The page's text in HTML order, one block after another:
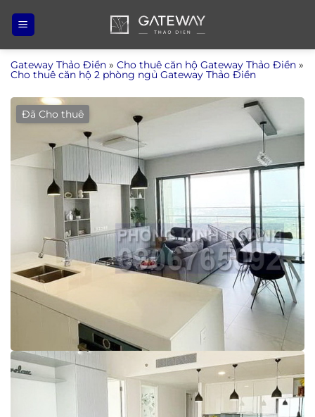
qua
nội
dung
Gateway Thảo Điền » Cho thuê căn hộ Gateway Thảo Điền »
Cho thuê căn hộ 2 phòng ngủ Gateway Thảo Điền
Đã Cho thuê